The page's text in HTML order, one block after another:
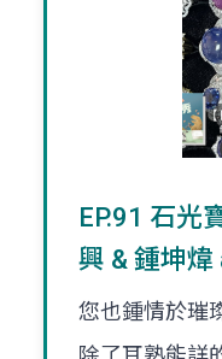
EP.91 石光
興 & 鍾坤煒
您也鍾情於璀